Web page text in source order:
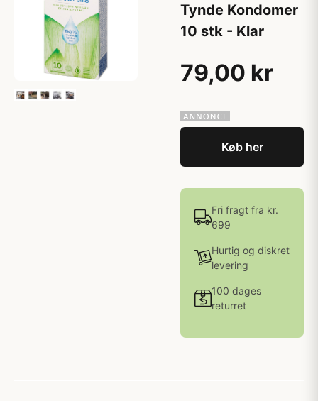
Tynde Kondomer
10 stk - Klar
79,00 kr
Køb her
Fri fragt fra kr.
699
Hurtig og diskret
levering
100 dages
returret